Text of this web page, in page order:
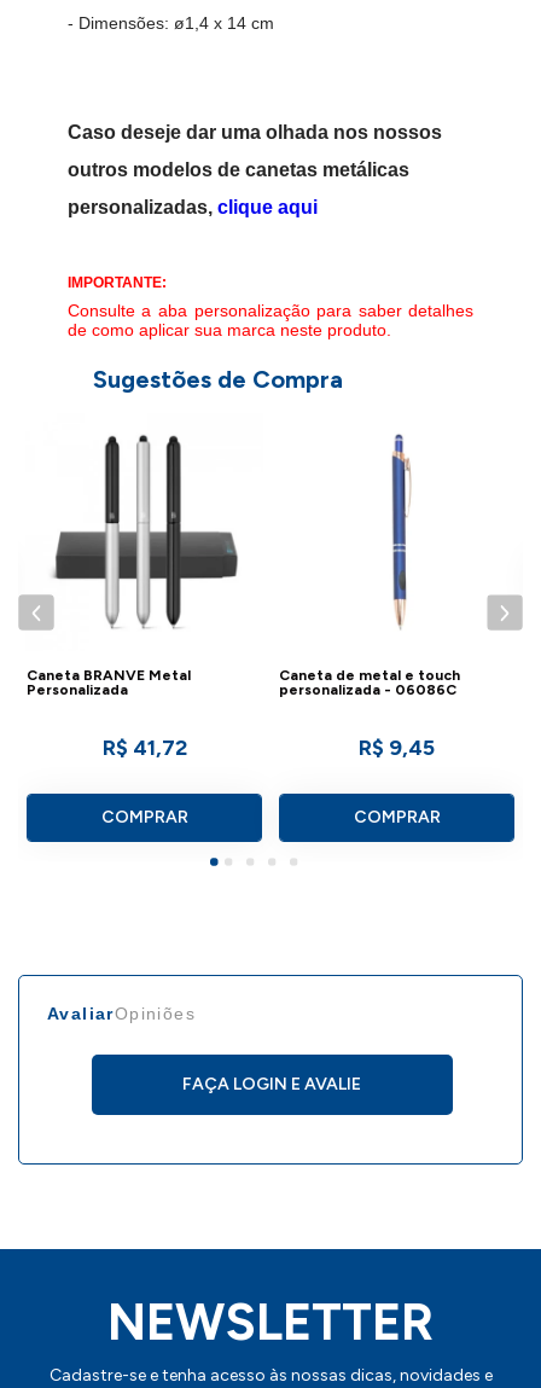
- Dimensões: ø1,4 x 14 cm
Caso deseje dar uma olhada nos nossos
outros modelos de canetas metálicas
personalizadas, clique aqui
IMPORTANTE:
Consulte a aba personalização para saber detalhes
de como aplicar sua marca neste produto.
Sugestões de Compra
Caneta BRANVE Metal
Personalizada
R$ 41,72
COMPRAR
Caneta de metal e touch
personalizada - 06086C
R$ 9,45
COMPRAR
AvaliarOpiniões
FAÇA LOGIN E AVALIE
NEWSLETTER
Cadastre-se e tenha acesso às nossas dicas, novidades e